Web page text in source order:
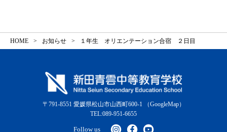
HOME お知らせ １年生 オリエンテーション合宿 ２日目
〒791-8551 愛媛県松山市山西町600-1
（GoogleMap）
TEL:089-951-6655
Follow us